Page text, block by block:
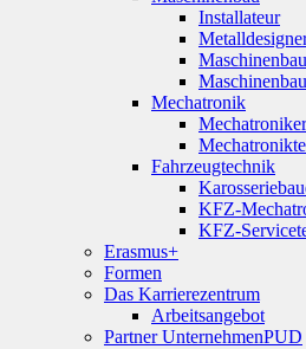
Installateur
Mechatronik
Fahrzeugtechnik
KFZ-
KFZ-
Erasmus+
Formen
Das Karrierezentrum
Arbeitsangebot
Partner UnternehmenPUD